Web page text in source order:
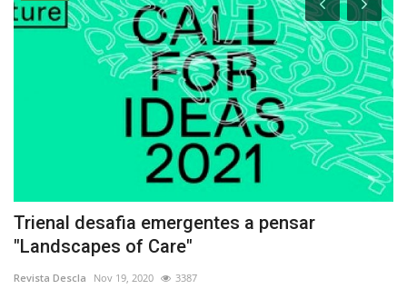
Trienal desafia emergentes a pensar
"Landscapes of Care"
Revista Descla Nov 19, 2020 3387